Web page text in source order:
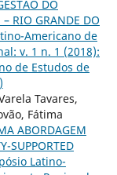
DO
– RIO GRANDE DO
Americano de
v. 1 n. 1 (2018):
de Estudos de
Tavares,
Fátima
ABORDAGEM
SUPPORTED
Latino-